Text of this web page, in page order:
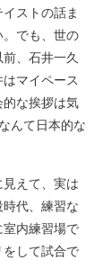
ストの話ま
でも、世の
、石井一久
マイペース
な挨拶は気
んて日本的な
えて、実は
代、練習な
内練習場で
して試合で